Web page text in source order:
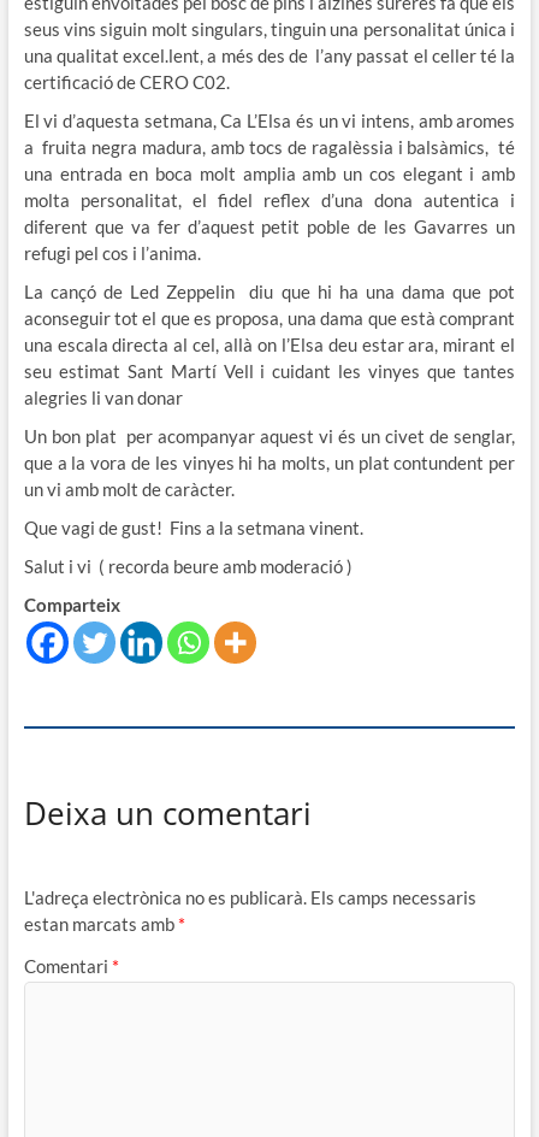
seus vins siguin molt singulars, tinguin una personalitat única i
una qualitat excel.lent, a més des de l’any passat el celler té la
certificació de CERO C02.
El vi d’aquesta setmana, Ca L’Elsa és un vi intens, amb aromes
a fruita negra madura, amb tocs de ragalèssia i balsàmics, té
una entrada en boca molt amplia amb un cos elegant i amb
molta personalitat, el fidel reflex d’una dona autentica i
diferent que va fer d’aquest petit poble de les Gavarres un
refugi pel cos i l’anima.
La cançó de Led Zeppelin diu que hi ha una dama que pot
aconseguir tot el que es proposa, una dama que està comprant
una escala directa al cel, allà on l’Elsa deu estar ara, mirant el
seu estimat Sant Martí Vell i cuidant les vinyes que tantes
alegries li van donar
Un bon plat per acompanyar aquest vi és un civet de senglar,
que a la vora de les vinyes hi ha molts, un plat contundent per
un vi amb molt de caràcter.
Que vagi de gust! Fins a la setmana vinent.
Salut i vi ( recorda beure amb moderació )
Comparteix
Deixa un comentari
L'adreça electrònica no es publicarà. Els camps necessaris
estan marcats amb *
Comentari *